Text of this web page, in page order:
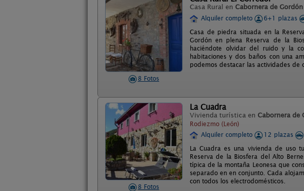
8 Fotos
Casa Rural en Cabornera de Gordón
Alquiler completo
6+1 plazas
Casa de piedra situada en la
Gordón en plena Reserva de la
haciéndote olvidar del ruido y la
habitaciones y dos baños con una
podemos destacar las actividades de
8 Fotos
La Cuadra
Vivienda turística en Cabornera de
Rodiezmo (León)
Alquiler completo 12 plazas
La Cuadra es una vivienda de uso
Reserva de la Biosfera del Alto
típica de la montaña Leonesa que
separado en en conjunto. Cada
con todos los electrodomésticos.